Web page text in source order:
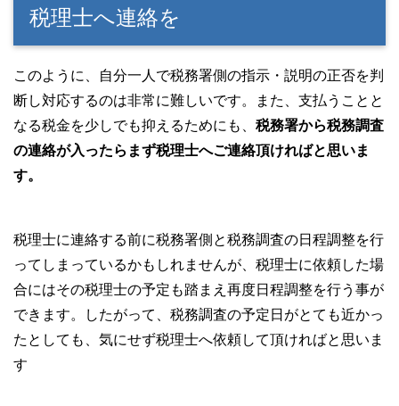
税理士へ連絡を
このように、自分一人で税務署側の指示・説明の正否を判
断し対応するのは非常に難しいです。また、支払うことと
なる税金を少しでも抑えるためにも、 税務署から税務調査
の連絡が入ったらまず税理士へご連絡頂ければと思いま
す。
税理士に連絡する前に税務署側と税務調査の日程調整を行
ってしまっているかもしれませんが、税理士に依頼した場
合にはその税理士の予定も踏まえ再度日程調整を行う事が
できます。したがって、税務調査の予定日がとても近かっ
たとしても、気にせず税理士へ依頼して頂ければと思いま
す